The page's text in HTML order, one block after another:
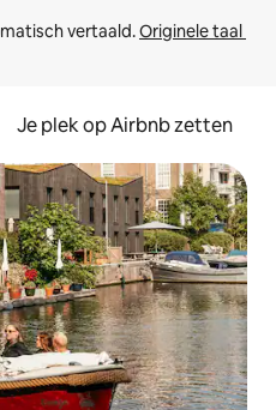
vertaald. Originele taal
Je plek op Airbnb zetten